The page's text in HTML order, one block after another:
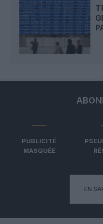
PUBLICITÉ
MASQUÉE
EN